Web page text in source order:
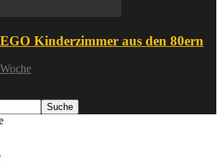
Kinderzimmer aus den 80ern